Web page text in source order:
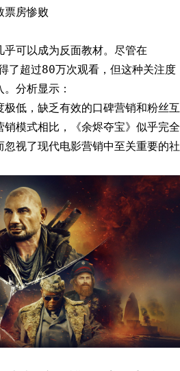
票房惨败
乎可以成为反面教材。尽管在
了超过80万次观看，但这种关注度
分析显示：
低，缺乏有效的口碑营销和粉丝互
模式相比，《余烬夺宝》似乎完全
视了现代电影营销中至关重要的社